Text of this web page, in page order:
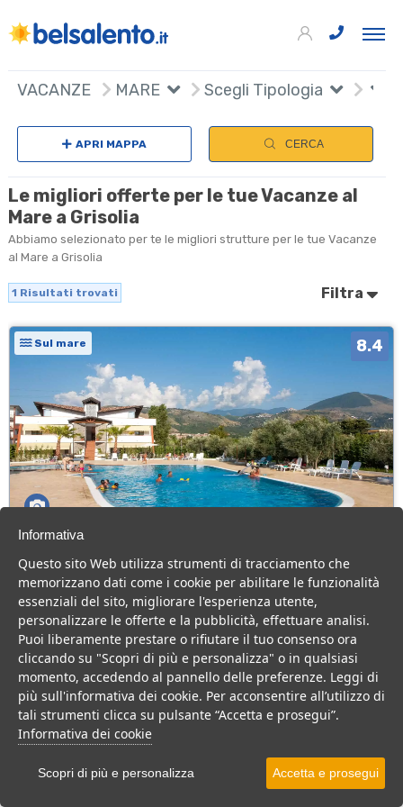
VACANZE MARE Scegli Tipologia
APRI MAPPA CERCA
Le migliori offerte per le tue Vacanze al
Mare a Grisolia
Abbiamo selezionato per te le migliori strutture per le tue Vacanze
al Mare a Grisolia
1 Risultati trovati Filtra
Sul mare 8.4
Village
Calabria > Calabria tirrenica > Grisolia
40 Camere
Hotel 4 stelle affacciato sulla suggestiva Riviera dei Cedri, meta
ideale per gli amanti del relax.
Villaggio Hotel
VEDI SU MAPPA
+
Informativa
Questo sito Web utilizza strumenti di tracciamento che
memorizzano dati come i cookie per abilitare le funzionalità
essenziali del sito, migliorare l'esperienza utente,
personalizzare le offerte e la pubblicità, effettuare analisi.
Puoi liberamente prestare o rifiutare il tuo consenso ora
cliccando su "Scopri di più e personalizza" o in qualsiasi
momento, accedendo al pannello delle preferenze. Leggi di
più sull'informativa dei cookie. Per acconsentire all’utilizzo di
tali strumenti clicca su pulsante “Accetta e prosegui”.
Informativa dei cookie
Scopri di più e personalizza Accetta e prosegui